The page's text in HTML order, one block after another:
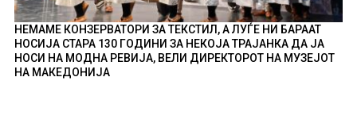
НЕМАМЕ КОНЗЕРВАТОРИ ЗА ТЕКСТИЛ, А ЛУЃЕ НИ БАРААТ
НОСИЈА СТАРА 130 ГОДИНИ ЗА НЕКОЈА ТРАЈАНКА ДА ЈА
НОСИ НА МОДНА РЕВИЈА, ВЕЛИ ДИРЕКТОРОТ НА МУЗЕЈОТ
НА МАКЕДОНИЈА